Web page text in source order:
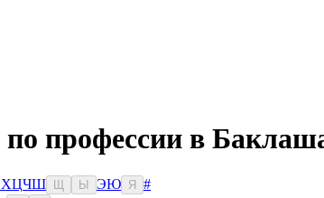
по профессии в
ХЦЧШ Ы ЭЮ Я
#